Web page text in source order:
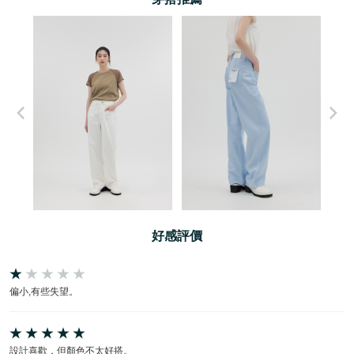
好感評價
偏小,有些失望。
設計喜歡，但顏色不太好搭。